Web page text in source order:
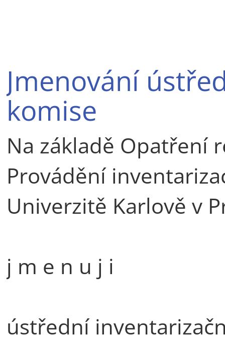
Jmenování
komise
Na základě Opatření
Provádění
Univerzitě Karlově v
j m e n u j i
ústřední